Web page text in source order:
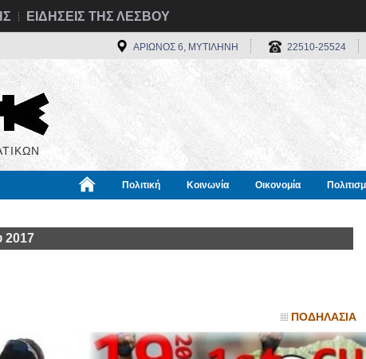
ΕΙΔΗΣΕΙΣ ΤΗΣ ΛΕΣΒΟΥ
ΑΡΙΩΝΟΣ 6, ΜΥΤΙΛΗΝΗ 22510-25524
Πολιτική Κοινωνία Οικονομία
2017
ΠΟΔΗΛΑΣΙΑ